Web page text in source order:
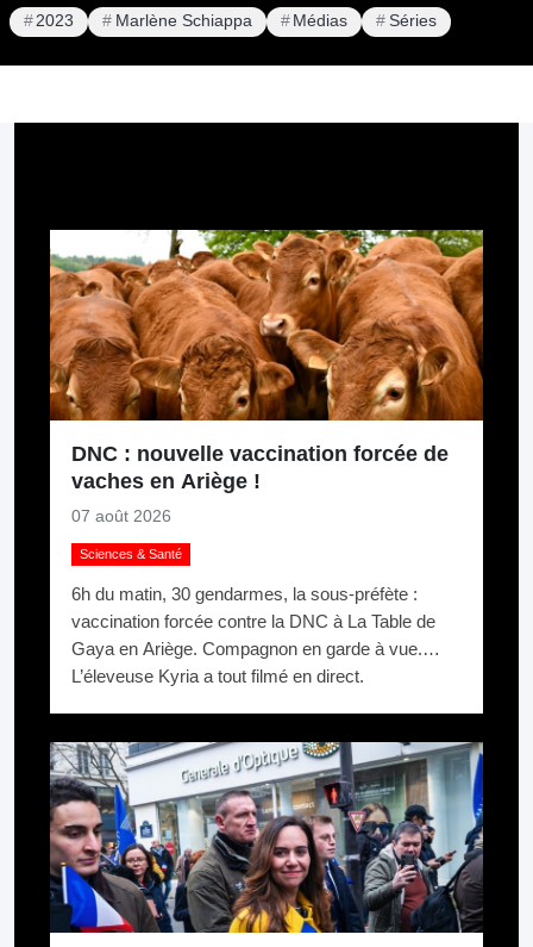
2023 Marlène Schiappa Médias Séries
DNC : nouvelle vaccination forcée de
vaches en Ariège !
07 août 2026
Sciences & Santé
6h du matin, 30 gendarmes, la sous-préfète :
vaccination forcée contre la DNC à La Table de
Gaya en Ariège. Compagnon en garde à vue.
L’éleveuse Kyria a tout filmé en direct.